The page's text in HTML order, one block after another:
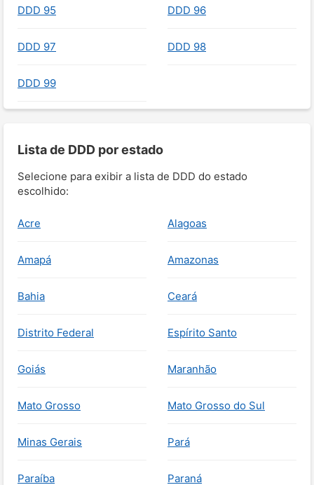
DDD 95 DDD 96
DDD 97 DDD 98
DDD 99
Lista de DDD por estado
Selecione para exibir a lista de DDD do estado
escolhido:
Acre Alagoas
Amapá Amazonas
Bahia Ceará
Distrito Federal Espírito Santo
Goiás Maranhão
Mato Grosso Mato Grosso do Sul
Minas Gerais Pará
Paraíba Paraná